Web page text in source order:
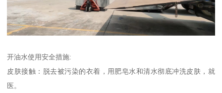
开油水使用安全措施:
皮肤接触：脱去被污染的衣着，用肥皂水和清水彻底冲洗皮肤，就
医。